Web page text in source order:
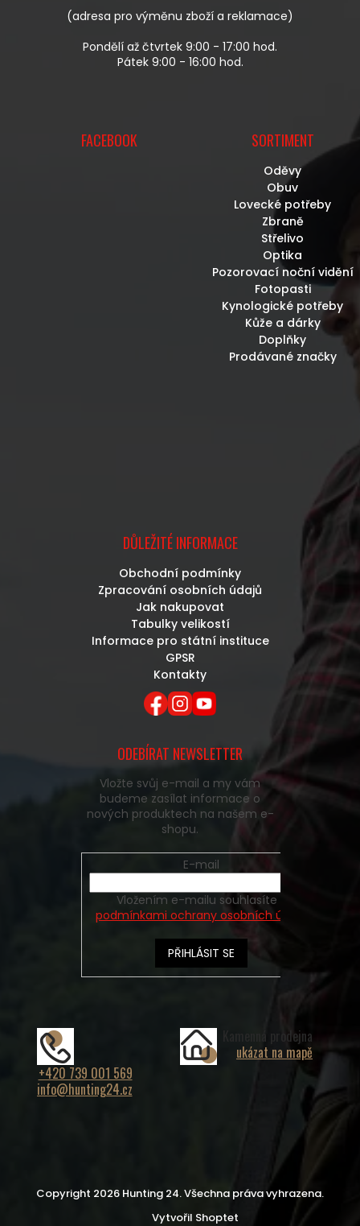
V
P
I
(adresa pro výměnu zboží a reklamace)
Pondělí až čtvrtek 9:00 - 17:00 hod.
Pátek 9:00 - 16:00 hod.
FACEBOOK SORTIMENT
Oděvy
Obuv
Lovecké potřeby
Zbraně
Střelivo
Optika
Pozorovací noční vidění
Fotopasti
Kynologické potřeby
Kůže a dárky
Doplňky
Prodávané značky
DŮLEŽITÉ INFORMACE
Obchodní podmínky
Zpracování osobních údajů
Jak nakupovat
Tabulky velikostí
Informace pro státní instituce
GPSR
Kontakty
ODEBÍRAT NEWSLETTER
Vložte svůj e-mail a my vám
budeme zasílat informace o
nových produktech na našem e-
shopu.
E-mail
podmínkami ochrany osobních údajů
PŘIHLÁSIT SE
+420 739 001 569
info@hunting24.cz
Kamenná prodejna
ukázat na mapě
Vytvořil Shoptet
Copyright 2026 Hunting 24. Všechna práva vyhrazena.